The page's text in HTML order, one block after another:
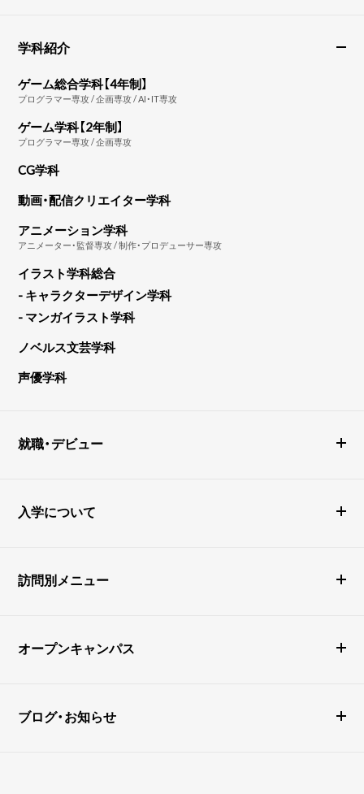
学科紹介
ゲーム総合学科【4年制】
プログラマー専攻 / 企画専攻 / AI・IT専攻
ゲーム学科【2年制】
プログラマー専攻 / 企画専攻
CG学科
動画・配信クリエイター学科
アニメーション学科
アニメーター・監督専攻 / 制作・プロデューサー専攻
イラスト学科総合
- キャラクターデザイン学科
- マンガイラスト学科
ノベルス文芸学科
声優学科
就職・デビュー
入学について
訪問別メニュー
オープンキャンパス
ブログ・お知らせ